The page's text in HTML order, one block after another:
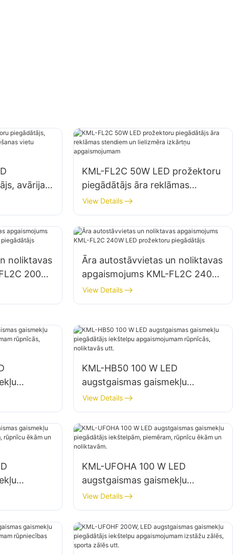
avārijas
KML-FL2C 50W LED prožektoru
piegādātājs āra reklāmas
stendiem un lielizmēra izkārtņu
apgaismojumam
View Details
noliktavas
200W
Āra autostāvvietas un noliktavas
apgaismojums KML-FL2C 240W
LED prožektoru piegādātājs
View Details
KML-HB50 100 W LED
augstgaismas gaismekļu
piegādātājs iekštelpu
apgaismojumam rūpnīcās,
noliktavās utt.
View Details
un
KML-UFOHA 100 W LED
augstgaismas gaismekļu
piegādātājs iekštelpām,
piemēram, rūpnīcu ēkām un
noliktavām.
View Details